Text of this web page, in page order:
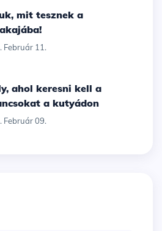
Február 11.
a kutyádon
Február 09.